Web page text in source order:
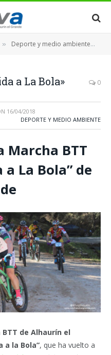
» Deporte y medio ambiente
a La Bola» 0
16/04/2018
DEPORTE Y MEDIO AMBIENTE
Marcha BTT
La Bola” de
BTT de Alhaurín el
a la Bola”, que ha vuelto a